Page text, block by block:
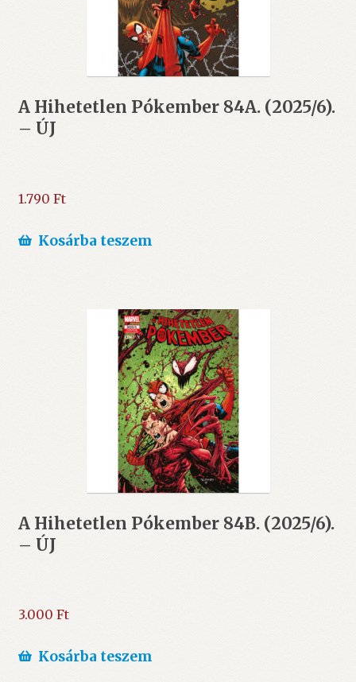
A Hihetetlen Pókember 84A. (2025/6).
– ÚJ
1.790 Ft
Kosárba teszem
A Hihetetlen Pókember 84B. (2025/6).
– ÚJ
3.000 Ft
Kosárba teszem